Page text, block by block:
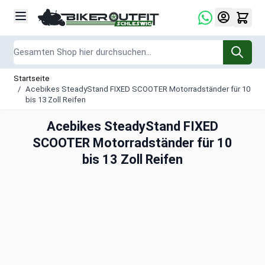
Startseite
/ Acebikes SteadyStand FIXED SCOOTER Motorradständer für 10
bis 13 Zoll Reifen
Acebikes SteadyStand FIXED
SCOOTER Motorradständer für 10
bis 13 Zoll Reifen